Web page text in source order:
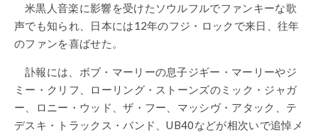
米黒人音楽に影響を受けたソウルフルでファンキーな歌
声でも知られ、日本には12年のフジ・ロックで来日、往年
のファンを喜ばせた。
訃報には、ボブ・マーリーの息子ジギー・マーリーやジ
ミー・クリフ、ローリング・ストーンズのミック・ジャガ
ー、ロニー・ウッド、ザ・フー、マッシヴ・アタック、テ
デスキ・トラックス・バンド、UB40などが相次いで追悼メ